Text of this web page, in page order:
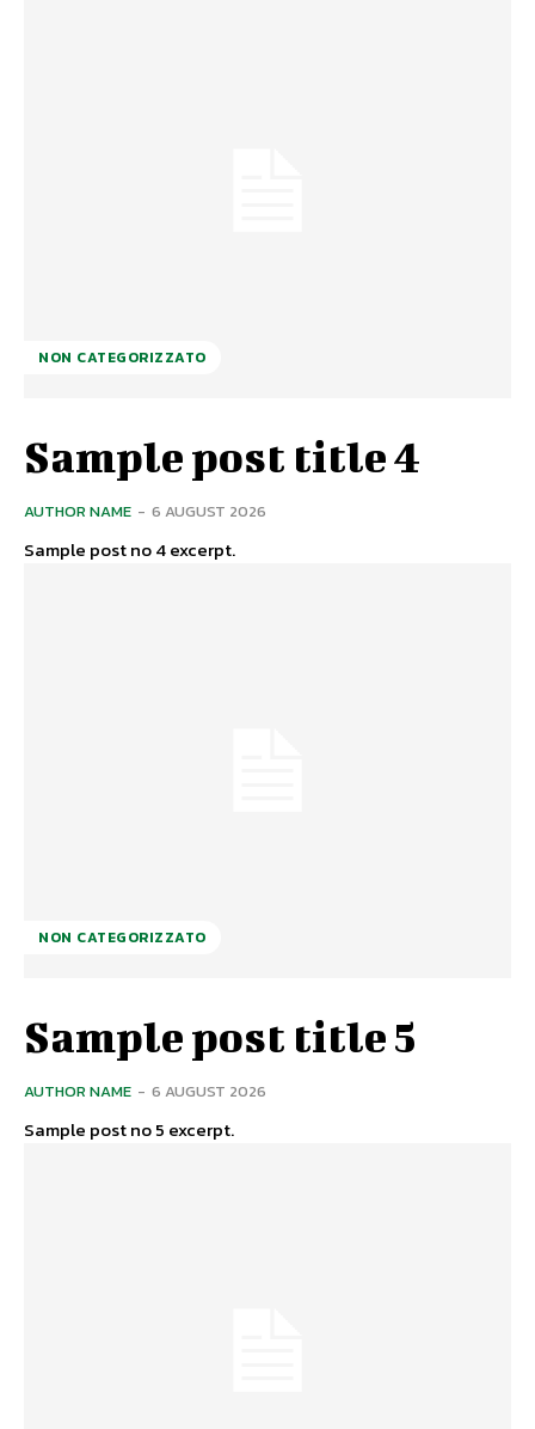
NON CATEGORIZZATO
Sample post title 4
AUTHOR NAME - 6 AUGUST 2026
Sample post no 4 excerpt.
NON CATEGORIZZATO
Sample post title 5
AUTHOR NAME - 6 AUGUST 2026
Sample post no 5 excerpt.